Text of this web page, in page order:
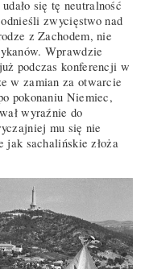
się tę neutralność
zwycięstwo nad
z Zachodem, nie
Wprawdzie
podczas konferencji w
w zamian za otwarcie
pokonaniu Niemiec,
wyraźnie do
mu się nie
jak sachalińskie złoża